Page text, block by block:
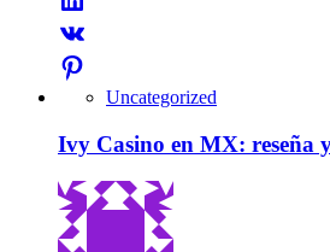
Uncategorized
Ivy Casino en MX: reseña